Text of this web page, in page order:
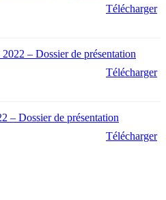
Télécharger
– Dossier de présentation
Télécharger
– Dossier de présentation
Télécharger